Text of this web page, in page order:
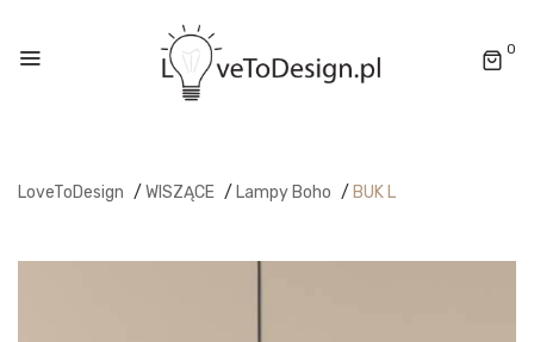
0
LoveToDesign / WISZĄCE / Lampy Boho / BUK L